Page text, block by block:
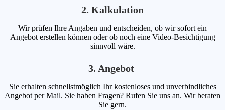
2. Kalkulation
Wir prüfen Ihre Angaben und entscheiden, ob wir sofort ein
Angebot erstellen können oder ob noch eine Video-Besichtigung
sinnvoll wäre.
3. Angebot
Sie erhalten schnellstmöglich Ihr kostenloses und unverbindliches
Angebot per Mail. Sie haben Fragen? Rufen Sie uns an. Wir beraten
Sie gern.